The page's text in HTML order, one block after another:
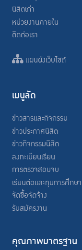
นิสิตเก่า
หน่วยงานภายใน
ติดต่อเรา
แผนผังเว็บไซต์
เมนูลัด
ข่าวสารและกิจกรรม
ข่าวประกาศนิสิต
ข่าวกิจกรรมนิสิต
ลงทะเบียนเรียน
การตรวจสอบจบ
เรียนต่อและทุนการศึกษา
จัดซื้อจัดจ้าง
รับสมัครงาน
คุณภาพมาตรฐาน